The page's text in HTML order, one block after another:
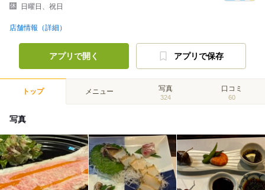
日曜日、祝日
店舗情報（詳細）
アプリで開く アプリで保存
トップ メニュー 写真
324
口コミ
60
写真